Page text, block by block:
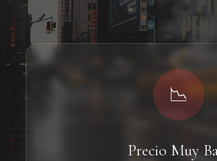
📉
Precio Muy